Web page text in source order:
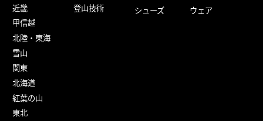
近畿
甲信越
北陸・東海
雪山
関東
北海道
紅葉の山
東北
登山技術
シューズ
ウェア